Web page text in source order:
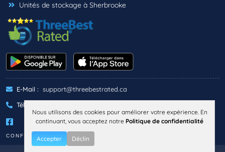
Unités de stockage à Sherbrooke
E-Mail : support@threebestrated.ca
Téléphone :
CONFIDENTIALITÉ TERMES
Nous utilisons des cookies pour améliorer votre expérience. En
continuant, vous acceptez notre Politique de confidentialité
Accepter Déclin